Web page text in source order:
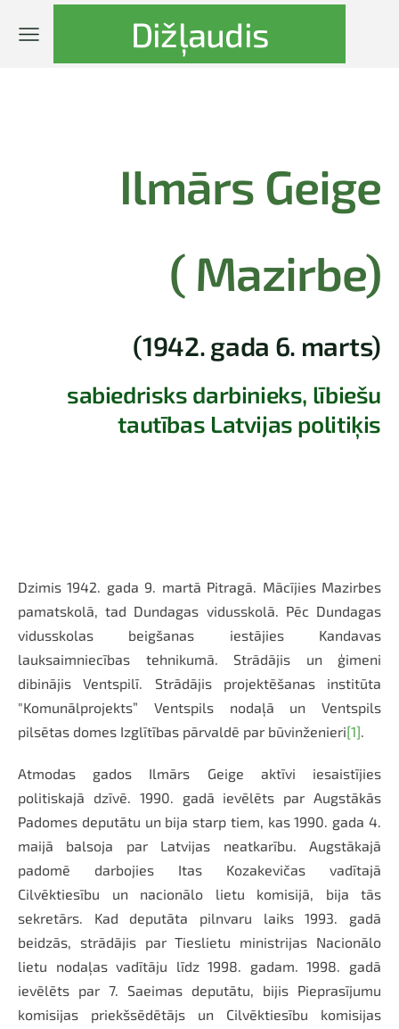
Dižļaudis
Ilmārs Geige
( Mazirbe)
(1942. gada 6. marts)
sabiedrisks darbinieks, lībiešu
tautības Latvijas politiķis
Dzimis 1942. gada 9. martā Pitragā. Mācījies Mazirbes
pamatskolā, tad Dundagas vidusskolā. Pēc Dundagas
vidusskolas beigšanas iestājies Kandavas
lauksaimniecības tehnikumā. Strādājis un ģimeni
dibinājis Ventspilī. Strādājis projektēšanas institūta
"Komunālprojekts” Ventspils nodaļā un Ventspils
pilsētas domes Izglītības pārvaldē par būvinženieri[1].
Atmodas gados Ilmārs Geige aktīvi iesaistījies
politiskajā dzīvē. 1990. gadā ievēlēts par Augstākās
Padomes deputātu un bija starp tiem, kas 1990. gada 4.
maijā balsoja par Latvijas neatkarību. Augstākajā
padomē darbojies Itas Kozakevičas vadītajā
Cilvēktiesību un nacionālo lietu komisijā, bija tās
sekretārs. Kad deputāta pilnvaru laiks 1993. gadā
beidzās, strādājis par Tieslietu ministrijas Nacionālo
lietu nodaļas vadītāju līdz 1998. gadam. 1998. gadā
ievēlēts par 7. Saeimas deputātu, bijis Pieprasījumu
komisijas priekšsēdētājs un Cilvēktiesību komisijas